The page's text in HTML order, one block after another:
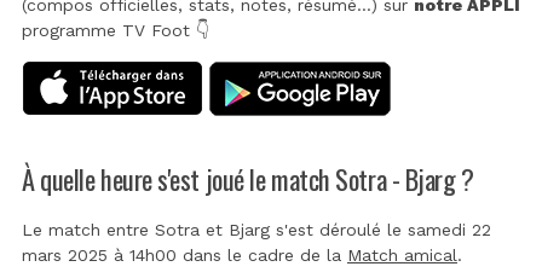
(compos officielles, stats, notes, résumé...) sur notre APPLI
programme TV Foot 👇
À quelle heure s'est joué le match Sotra - Bjarg ?
Le match entre Sotra et Bjarg s'est déroulé le samedi 22
mars 2025 à 14h00 dans le cadre de la Match amical.